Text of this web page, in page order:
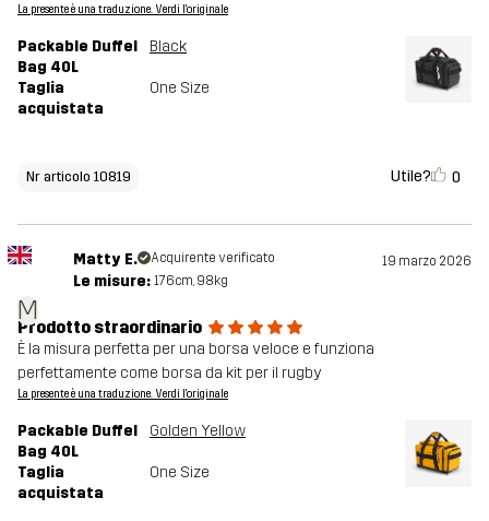
La presente è una traduzione. Verdi l'originale
Packable Duffel
Bag 40L
Black
Taglia
acquistata
One Size
Nr articolo 10819 Utile? 0
M
Matty E. Acquirente verificato 19 marzo 2026
Le misure: 176cm, 98kg
Prodotto straordinario
È la misura perfetta per una borsa veloce e funziona
perfettamente come borsa da kit per il rugby
La presente è una traduzione. Verdi l'originale
Packable Duffel
Bag 40L
Golden Yellow
Taglia
acquistata
One Size